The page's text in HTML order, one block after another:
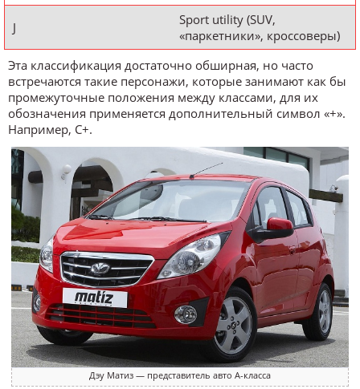
J
Sport utility (SUV,
«паркетники», кроссоверы)
Эта классификация достаточно обширная, но часто
встречаются такие персонажи, которые занимают как бы
промежуточные положения между классами, для их
обозначения применяется дополнительный символ «+».
Например, C+.
Дэу Матиз — представитель авто A-класса